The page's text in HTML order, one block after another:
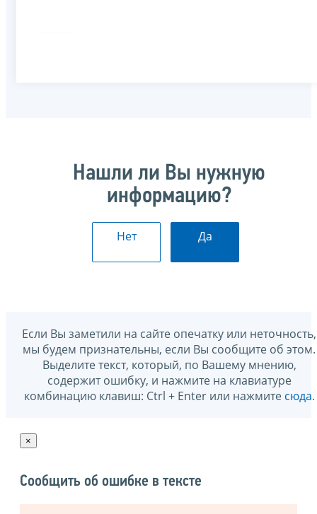
Нашли ли Вы нужную
информацию?
Нет Да
Если Вы заметили на сайте опечатку или неточность,
мы будем признательны, если Вы сообщите об этом.
Выделите текст, который, по Вашему мнению,
содержит ошибку, и нажмите на клавиатуре
комбинацию клавиш: Ctrl + Enter или нажмите сюда.
×
Сообщить об ошибке в тексте